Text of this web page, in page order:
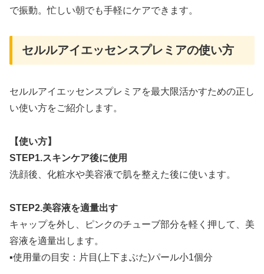
で振動。忙しい朝でも手軽にケアできます。
セルルアイエッセンスプレミアの使い方
セルルアイエッセンスプレミアを最大限活かすための正し
い使い方をご紹介します。
【使い方】
STEP1.スキンケア後に使用
洗顔後、化粧水や美容液で肌を整えた後に使います。
STEP2.美容液を適量出す
キャップを外し、ピンクのチューブ部分を軽く押して、美
容液を適量出します。
▪使用量の目安：片目(上下まぶた)パール小1個分